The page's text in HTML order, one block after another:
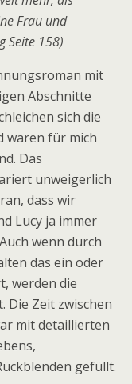
Frau und
Seite 158)
mit
Abschnitte
sich die
waren für mich
Das
unweigerlich
dass wir
Lucy ja immer
wenn durch
das ein oder
werden die
Die Zeit zwischen
mit detaillierten
gefüllt.